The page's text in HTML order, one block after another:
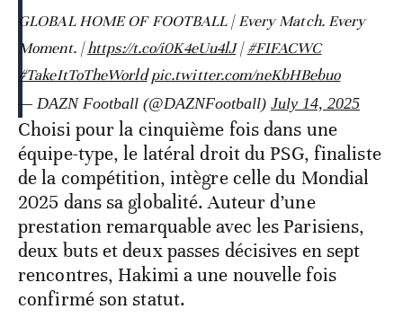
GLOBAL HOME OF FOOTBALL | Every Match. Every
Moment. |https://t.co/i0K4eUu4lJ|#FIFACWC
#TakeItToTheWorld pic.twitter.com/neKbHBebuo
— DAZN Football (@DAZNFootball) July 14, 2025
Choisi pour la cinquième fois dans une
équipe-type, le latéral droit du PSG, finaliste
de la compétition, intègre celle du Mondial
2025 dans sa globalité. Auteur d’une
prestation remarquable avec les Parisiens,
deux buts et deux passes décisives en sept
rencontres, Hakimi a une nouvelle fois
confirmé son statut.